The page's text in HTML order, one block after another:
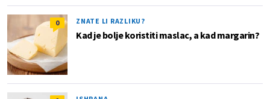
0 ZNATE LI RAZLIKU?
Kad je bolje koristiti maslac, a kad margarin?